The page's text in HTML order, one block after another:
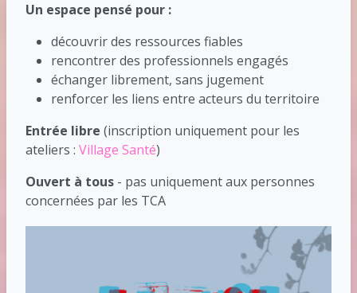
Un espace pensé pour :
découvrir des ressources fiables
rencontrer des professionnels engagés
échanger librement, sans jugement
renforcer les liens entre acteurs du territoire
Entrée libre (inscription uniquement pour les
ateliers : Village Santé)
Ouvert à tous - pas uniquement aux personnes
concernées par les TCA